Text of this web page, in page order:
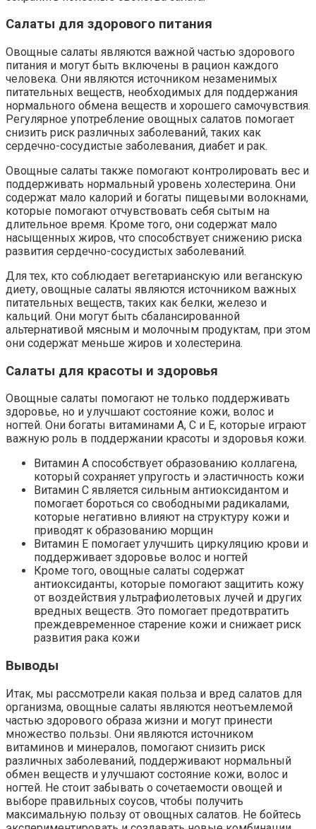
Салаты для здорового питания
Овощные салаты являются важной частью здорового
питания и могут быть включены в рацион каждого
человека. Они являются источником незаменимых
питательных веществ, необходимых для поддержания
нормального обмена веществ и хорошего самочувствия.
Регулярное употребление овощных салатов помогает
снизить риск различных заболеваний, таких как
сердечно-сосудистые заболевания, диабет и рак.
Овощные салаты также помогают контролировать вес и
поддерживать нормальный уровень холестерина. Они
содержат мало калорий и богаты пищевыми волокнами,
которые помогают отчувствовать себя сытым на
длительное время. Кроме того, они содержат мало
насыщенных жиров, что способствует снижению риска
развития сердечно-сосудистых заболеваний.
Для тех, кто соблюдает вегетарианскую или веганскую
диету, овощные салаты являются источником важных
питательных веществ, таких как белки, железо и
кальций. Они могут быть сбалансированной
альтернативой мясным и молочным продуктам, при этом
они содержат меньше жиров и холестерина.
Салаты для красоты и здоровья
Овощные салаты помогают не только поддерживать
здоровье, но и улучшают состояние кожи, волос и
ногтей. Они богаты витаминами А, С и Е, которые играют
важную роль в поддержании красоты и здоровья кожи.
Витамин А способствует образованию коллагена,
который сохраняет упругость и эластичность кожи
Витамин С является сильным антиоксидантом и
помогает бороться со свободными радикалами,
которые негативно влияют на структуру кожи и
приводят к образованию морщин
Витамин Е помогает улучшить циркуляцию крови и
поддерживает здоровье волос и ногтей
Кроме того, овощные салаты содержат
антиоксиданты, которые помогают защитить кожу
от воздействия ультрафиолетовых лучей и других
вредных веществ. Это помогает предотвратить
преждевременное старение кожи и снижает риск
развития рака кожи
Выводы
Итак, мы рассмотрели какая польза и вред салатов для
организма, овощные салаты являются неотъемлемой
частью здорового образа жизни и могут принести
множество пользы. Они являются источником
витаминов и минералов, помогают снизить риск
различных заболеваний, поддерживают нормальный
обмен веществ и улучшают состояние кожи, волос и
ногтей. Не стоит забывать о сочетаемости овощей и
выборе правильных соусов, чтобы получить
максимальную пользу от овощных салатов. Не бойтесь